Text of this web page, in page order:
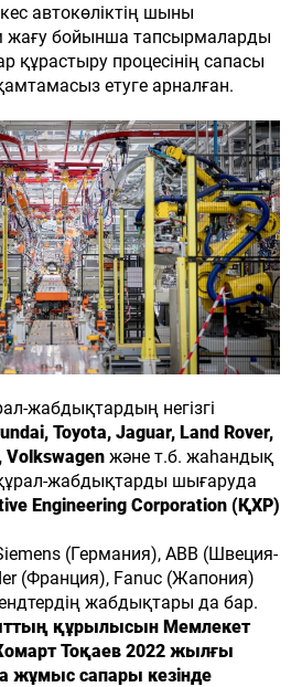
автокөліктің шыны
жағу бойынша тапсырмаларды
құрастыру процесінің сапасы
етуге арналған.
жабдықтардың негізгі
Toyota, Jaguar, Land Rover,
Volkswagen және т.б. жаһандық
жабдықтарды шығаруда
Engineering Corporation (ҚХР)
(Германия), ABB (Швеция-
(Франция), Fanuc (Жапония)
жабдықтары да бар.
құрылысын Мемлекет
Тоқаев 2022 жылғы
жұмыс сапары кезінде